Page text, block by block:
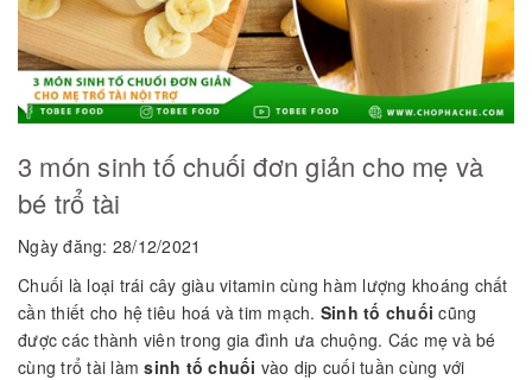
3 món sinh tố chuối đơn giản cho mẹ và
bé trổ tài
Ngày đăng: 28/12/2021
Chuối là loại trái cây giàu vitamin cùng hàm lượng khoáng chất
cần thiết cho hệ tiêu hoá và tim mạch. Sinh tố chuối cũng
được các thành viên trong gia đình ưa chuộng. Các mẹ và bé
cùng trổ tài làmsinh tố chuối vào dịp cuối tuần cùng với